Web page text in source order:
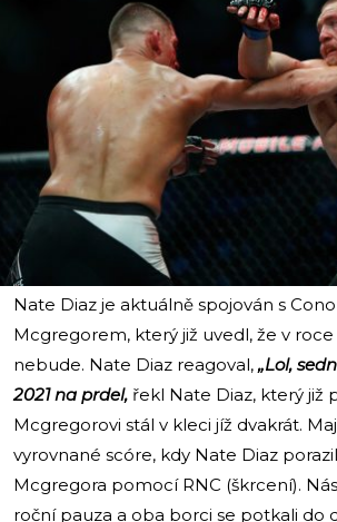
Nate Diaz je aktuálně spojován s
Mcgregorem, který již uvedl, že v
nebude. Nate Diaz reagoval, „Lol,
2021 na prdel, řekl Nate Diaz, který již
Mcgregorovi stál v kleci jíž dvakrát.
vyrovnané scóre, kdy Nate Diaz
Mcgregora pomocí RNC (škrcení).
roční pauza a oba borci se potkali do